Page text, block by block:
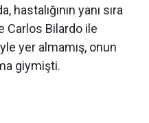
hastalığının yanı sıra
Carlos Bilardo ile
yer almamış, onun
giymişti.